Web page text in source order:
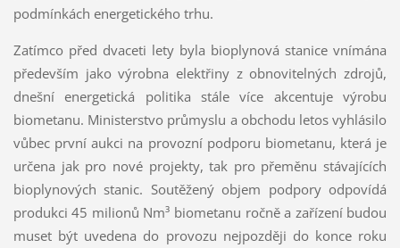
podmínkách energetického trhu.
Zatímco před dvaceti lety byla bioplynová stanice vnímána
především jako výrobna elektřiny z obnovitelných zdrojů,
dnešní energetická politika stále více akcentuje výrobu
biometanu. Ministerstvo průmyslu a obchodu letos vyhlásilo
vůbec první aukci na provozní podporu biometanu, která je
určena jak pro nové projekty, tak pro přeměnu stávajících
bioplynových stanic. Soutěžený objem podpory odpovídá
produkci 45 milionů Nm³ biometanu ročně a zařízení budou
muset být uvedena do provozu nejpozději do konce roku